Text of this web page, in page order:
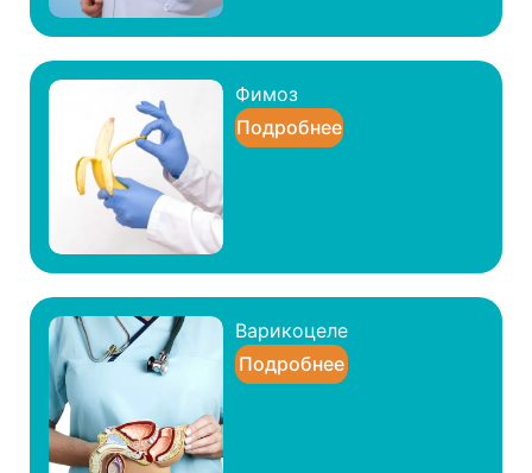
Фимоз
Подробнее
Варикоцеле
Подробнее